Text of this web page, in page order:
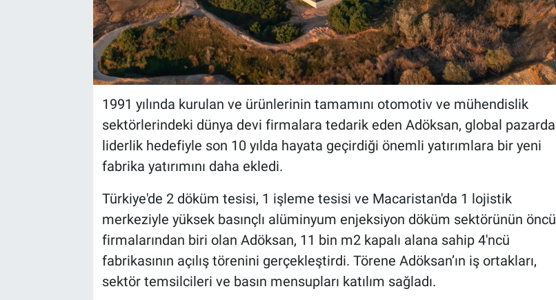
1991 yılında kurulan ve ürünlerinin tamamını otomotiv ve mühendislik
sektörlerindeki dünya devi firmalara tedarik eden Adöksan, global pazarda
liderlik hedefiyle son 10 yılda hayata geçirdiği önemli yatırımlara bir yeni
fabrika yatırımını daha ekledi.
Türkiye'de 2 döküm tesisi, 1 işleme tesisi ve Macaristan'da 1 lojistik
merkeziyle yüksek basınçlı alüminyum enjeksiyon döküm sektörünün öncü
firmalarından biri olan Adöksan, 11 bin m2 kapalı alana sahip 4'ncü
fabrikasının açılış törenini gerçekleştirdi. Törene Adöksan’ın iş ortakları,
sektör temsilcileri ve basın mensupları katılım sağladı.